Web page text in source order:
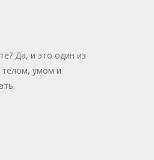
Да, и это один из
телом, умом и